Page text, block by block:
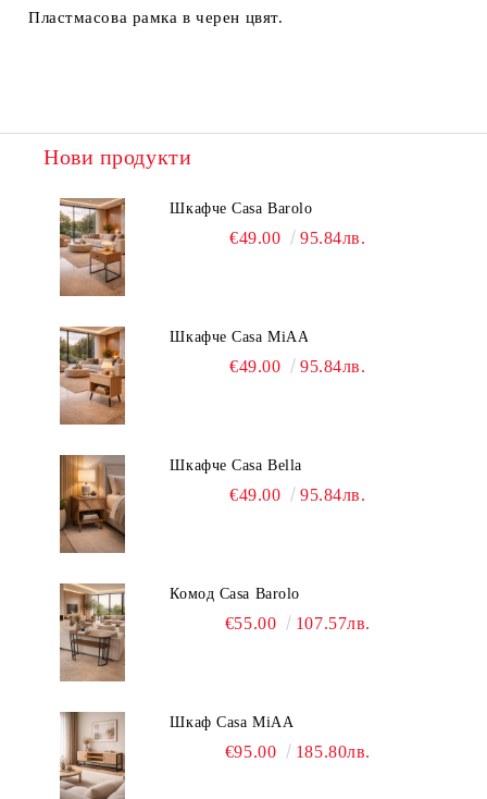
Пластмасова рамка в черен цвят.
Нови продукти
Шкафче Casa Barolo
€49.00 95.84лв.
Шкафче Casa MiAA
€49.00 95.84лв.
Шкафче Casa Bella
€49.00 95.84лв.
Комод Casa Barolo
€55.00 107.57лв.
Шкаф Casa MiAA
€95.00 185.80лв.